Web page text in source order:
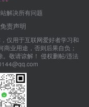
解决所有问题
免责声明
仅用于互联网爱好者学习和
业用途，否则后果自负；
敬请谅解！ 侵权删帖/违法